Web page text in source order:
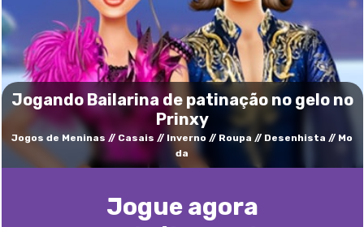
Jogando Bailarina de patinação no gelo no
Prinxy
Jogos de Meninas Casais Inverno Roupa Desenhista
Mo
da
Jogue agora